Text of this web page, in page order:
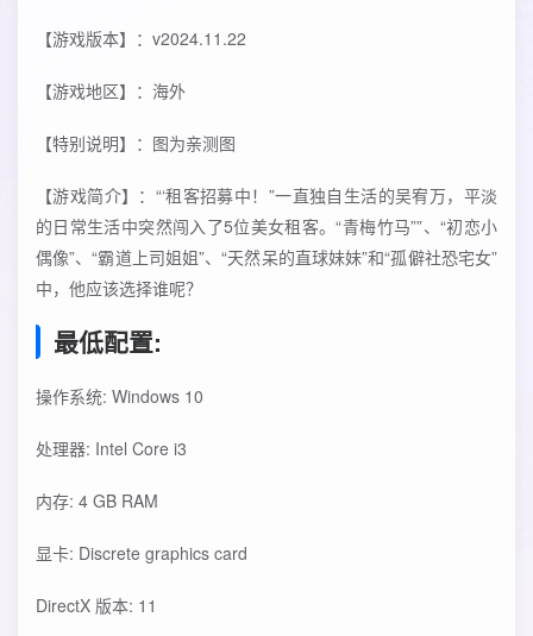
【游戏版本】：v2024.11.22
【游戏地区】：海外
【特别说明】：图为亲测图
【游戏简介】：“‘租客招募中！”一直独自生活的吴宥万，平淡
的日常生活中突然闯入了5位美女租客。“青梅竹马””、“初恋小
偶像”、“霸道上司姐姐”、“天然呆的直球妹妹”和“孤僻社恐宅女”
中，他应该选择谁呢？
最低配置:
操作系统: Windows 10
处理器: Intel Core i3
内存: 4 GB RAM
显卡: Discrete graphics card
DirectX 版本: 11